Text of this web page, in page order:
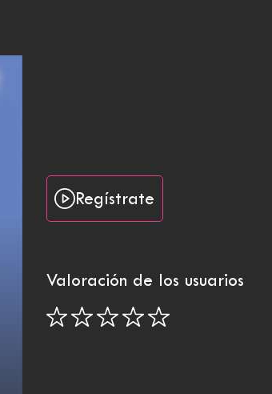
Regístrate
Valoración de los usuarios